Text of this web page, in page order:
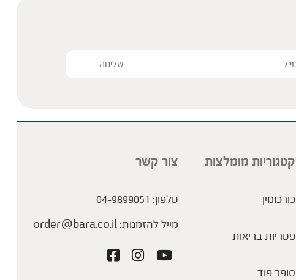
שייק סגול לתמיכה מיטבית
שייק משביע שסוגר פינה :)
קטגוריות מומלצות
כורכומין
פטריות בריאות
סופר פוד
צור קשר
טלפון: 04-9899051
מייל להזמנות:order@bara.co.il